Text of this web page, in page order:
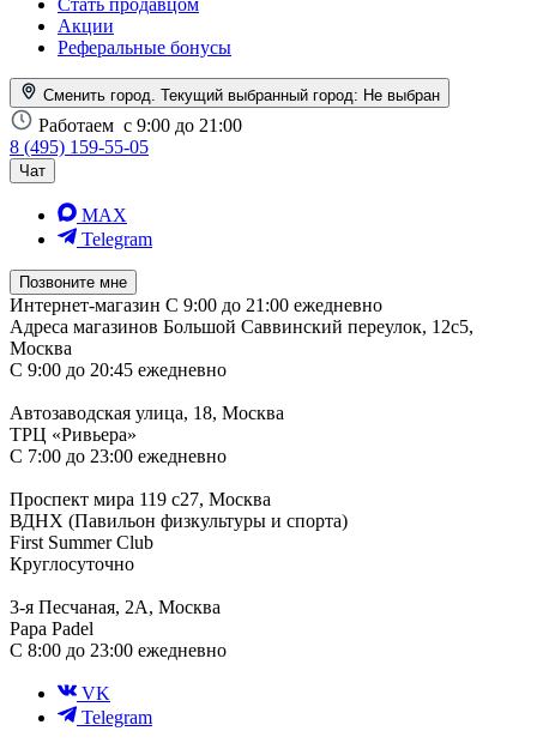
Стать продавцом
Акции
Реферальные бонусы
Сменить город. Текущий выбранный город: Не выбран
Работаем с 9:00 до 21:00
8 (495) 159-55-05
Чат
MAX
Telegram
Позвоните мне
Интернет-магазин С 9:00 до 21:00 ежедневно
Адреса магазинов Большой Саввинский переулок, 12с5,
Москва
С 9:00 до 20:45 ежедневно
Автозаводская улица, 18, Москва
ТРЦ «Ривьера»
С 7:00 до 23:00 ежедневно
Проспект мира 119 с27, Москва
ВДНХ (Павильон физкультуры и спорта)
First Summer Club
Круглосуточно
3-я Песчаная, 2А, Москва
Papa Padel
С 8:00 до 23:00 ежедневно
VK
Telegram